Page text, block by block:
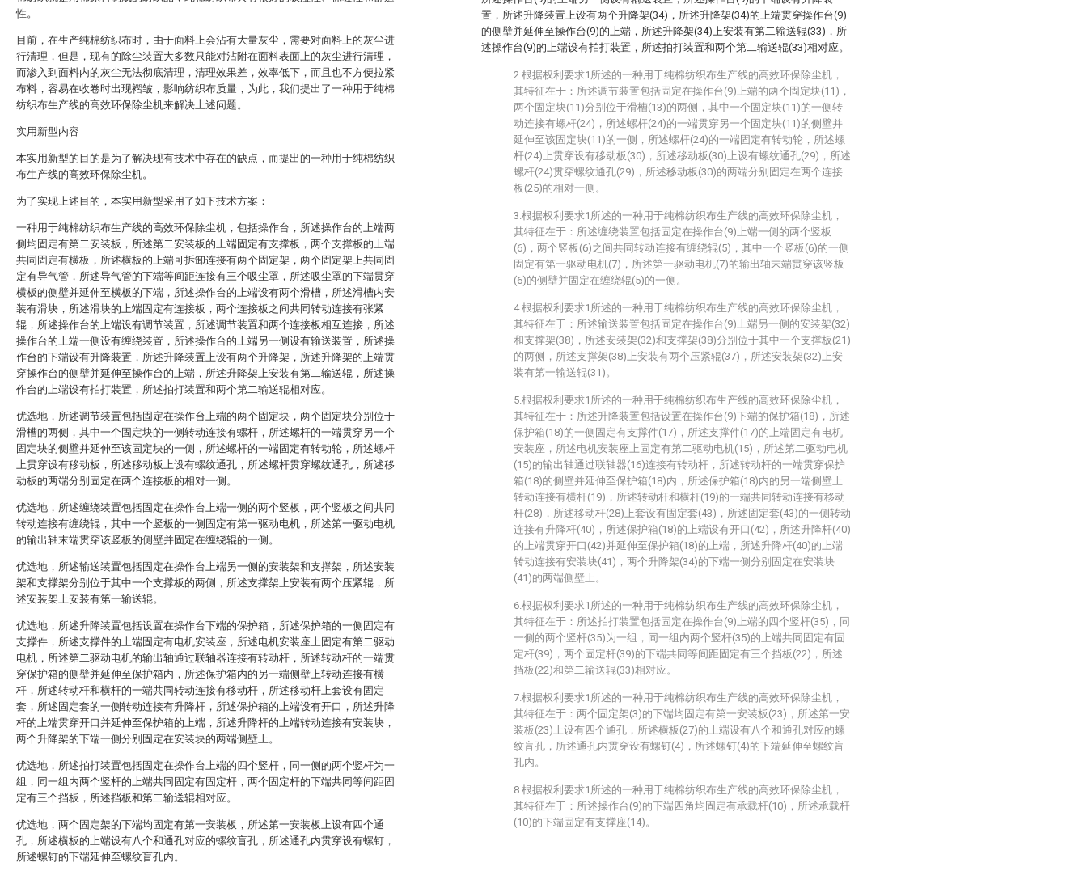
性。
目前，在生产纯棉纺织布时，由于面料上会沾有大量灰尘，需要对面料上的灰尘进
行清理，但是，现有的除尘装置大多数只能对沾附在面料表面上的灰尘进行清理，
而渗入到面料内的灰尘无法彻底清理，清理效果差，效率低下，而且也不方便拉紧
布料，容易在收卷时出现褶皱，影响纺织布质量，为此，我们提出了一种用于纯棉
纺织布生产线的高效环保除尘机来解决上述问题。
实用新型内容
本实用新型的目的是为了解决现有技术中存在的缺点，而提出的一种用于纯棉纺织
布生产线的高效环保除尘机。
为了实现上述目的，本实用新型采用了如下技术方案：
一种用于纯棉纺织布生产线的高效环保除尘机，包括操作台，所述操作台的上端两
侧均固定有第二安装板，所述第二安装板的上端固定有支撑板，两个支撑板的上端
共同固定有横板，所述横板的上端可拆卸连接有两个固定架，两个固定架上共同固
定有导气管，所述导气管的下端等间距连接有三个吸尘罩，所述吸尘罩的下端贯穿
横板的侧壁并延伸至横板的下端，所述操作台的上端设有两个滑槽，所述滑槽内安
装有滑块，所述滑块的上端固定有连接板，两个连接板之间共同转动连接有张紧
辊，所述操作台的上端设有调节装置，所述调节装置和两个连接板相互连接，所述
操作台的上端一侧设有缠绕装置，所述操作台的上端另一侧设有输送装置，所述操
作台的下端设有升降装置，所述升降装置上设有两个升降架，所述升降架的上端贯
穿操作台的侧壁并延伸至操作台的上端，所述升降架上安装有第二输送辊，所述操
作台的上端设有拍打装置，所述拍打装置和两个第二输送辊相对应。
优选地，所述调节装置包括固定在操作台上端的两个固定块，两个固定块分别位于
滑槽的两侧，其中一个固定块的一侧转动连接有螺杆，所述螺杆的一端贯穿另一个
固定块的侧壁并延伸至该固定块的一侧，所述螺杆的一端固定有转动轮，所述螺杆
上贯穿设有移动板，所述移动板上设有螺纹通孔，所述螺杆贯穿螺纹通孔，所述移
动板的两端分别固定在两个连接板的相对一侧。
优选地，所述缠绕装置包括固定在操作台上端一侧的两个竖板，两个竖板之间共同
转动连接有缠绕辊，其中一个竖板的一侧固定有第一驱动电机，所述第一驱动电机
的输出轴末端贯穿该竖板的侧壁并固定在缠绕辊的一侧。
优选地，所述输送装置包括固定在操作台上端另一侧的安装架和支撑架，所述安装
架和支撑架分别位于其中一个支撑板的两侧，所述支撑架上安装有两个压紧辊，所
述安装架上安装有第一输送辊。
优选地，所述升降装置包括设置在操作台下端的保护箱，所述保护箱的一侧固定有
支撑件，所述支撑件的上端固定有电机安装座，所述电机安装座上固定有第二驱动
电机，所述第二驱动电机的输出轴通过联轴器连接有转动杆，所述转动杆的一端贯
穿保护箱的侧壁并延伸至保护箱内，所述保护箱内的另一端侧壁上转动连接有横
杆，所述转动杆和横杆的一端共同转动连接有移动杆，所述移动杆上套设有固定
套，所述固定套的一侧转动连接有升降杆，所述保护箱的上端设有开口，所述升降
杆的上端贯穿开口并延伸至保护箱的上端，所述升降杆的上端转动连接有安装块，
两个升降架的下端一侧分别固定在安装块的两端侧壁上。
优选地，所述拍打装置包括固定在操作台上端的四个竖杆，同一侧的两个竖杆为一
组，同一组内两个竖杆的上端共同固定有固定杆，两个固定杆的下端共同等间距固
定有三个挡板，所述挡板和第二输送辊相对应。
优选地，两个固定架的下端均固定有第一安装板，所述第一安装板上设有四个通
孔，所述横板的上端设有八个和通孔对应的螺纹盲孔，所述通孔内贯穿设有螺钉，
所述螺钉的下端延伸至螺纹盲孔内。
置，所述升降装置上设有两个升降架(34)，所述升降架(34)的上端贯穿操作台(9)
的侧壁并延伸至操作台(9)的上端，所述升降架(34)上安装有第二输送辊(33)，所
述操作台(9)的上端设有拍打装置，所述拍打装置和两个第二输送辊(33)相对应。
2.根据权利要求1所述的一种用于纯棉纺织布生产线的高效环保除尘机，
其特征在于：所述调节装置包括固定在操作台(9)上端的两个固定块(11)，
两个固定块(11)分别位于滑槽(13)的两侧，其中一个固定块(11)的一侧转
动连接有螺杆(24)，所述螺杆(24)的一端贯穿另一个固定块(11)的侧壁并
延伸至该固定块(11)的一侧，所述螺杆(24)的一端固定有转动轮，所述螺
杆(24)上贯穿设有移动板(30)，所述移动板(30)上设有螺纹通孔(29)，所述
螺杆(24)贯穿螺纹通孔(29)，所述移动板(30)的两端分别固定在两个连接
板(25)的相对一侧。
3.根据权利要求1所述的一种用于纯棉纺织布生产线的高效环保除尘机，
其特征在于：所述缠绕装置包括固定在操作台(9)上端一侧的两个竖板
(6)，两个竖板(6)之间共同转动连接有缠绕辊(5)，其中一个竖板(6)的一侧
固定有第一驱动电机(7)，所述第一驱动电机(7)的输出轴末端贯穿该竖板
(6)的侧壁并固定在缠绕辊(5)的一侧。
4.根据权利要求1所述的一种用于纯棉纺织布生产线的高效环保除尘机，
其特征在于：所述输送装置包括固定在操作台(9)上端另一侧的安装架(32)
和支撑架(38)，所述安装架(32)和支撑架(38)分别位于其中一个支撑板(21)
的两侧，所述支撑架(38)上安装有两个压紧辊(37)，所述安装架(32)上安
装有第一输送辊(31)。
5.根据权利要求1所述的一种用于纯棉纺织布生产线的高效环保除尘机，
其特征在于：所述升降装置包括设置在操作台(9)下端的保护箱(18)，所述
保护箱(18)的一侧固定有支撑件(17)，所述支撑件(17)的上端固定有电机
安装座，所述电机安装座上固定有第二驱动电机(15)，所述第二驱动电机
(15)的输出轴通过联轴器(16)连接有转动杆，所述转动杆的一端贯穿保护
箱(18)的侧壁并延伸至保护箱(18)内，所述保护箱(18)内的另一端侧壁上
转动连接有横杆(19)，所述转动杆和横杆(19)的一端共同转动连接有移动
杆(28)，所述移动杆(28)上套设有固定套(43)，所述固定套(43)的一侧转动
连接有升降杆(40)，所述保护箱(18)的上端设有开口(42)，所述升降杆(40)
的上端贯穿开口(42)并延伸至保护箱(18)的上端，所述升降杆(40)的上端
转动连接有安装块(41)，两个升降架(34)的下端一侧分别固定在安装块
(41)的两端侧壁上。
6.根据权利要求1所述的一种用于纯棉纺织布生产线的高效环保除尘机，
其特征在于：所述拍打装置包括固定在操作台(9)上端的四个竖杆(35)，同
一侧的两个竖杆(35)为一组，同一组内两个竖杆(35)的上端共同固定有固
定杆(39)，两个固定杆(39)的下端共同等间距固定有三个挡板(22)，所述
挡板(22)和第二输送辊(33)相对应。
7.根据权利要求1所述的一种用于纯棉纺织布生产线的高效环保除尘机，
其特征在于：两个固定架(3)的下端均固定有第一安装板(23)，所述第一安
装板(23)上设有四个通孔，所述横板(27)的上端设有八个和通孔对应的螺
纹盲孔，所述通孔内贯穿设有螺钉(4)，所述螺钉(4)的下端延伸至螺纹盲
孔内。
8.根据权利要求1所述的一种用于纯棉纺织布生产线的高效环保除尘机，
其特征在于：所述操作台(9)的下端四角均固定有承载杆(10)，所述承载杆
(10)的下端固定有支撑座(14)。